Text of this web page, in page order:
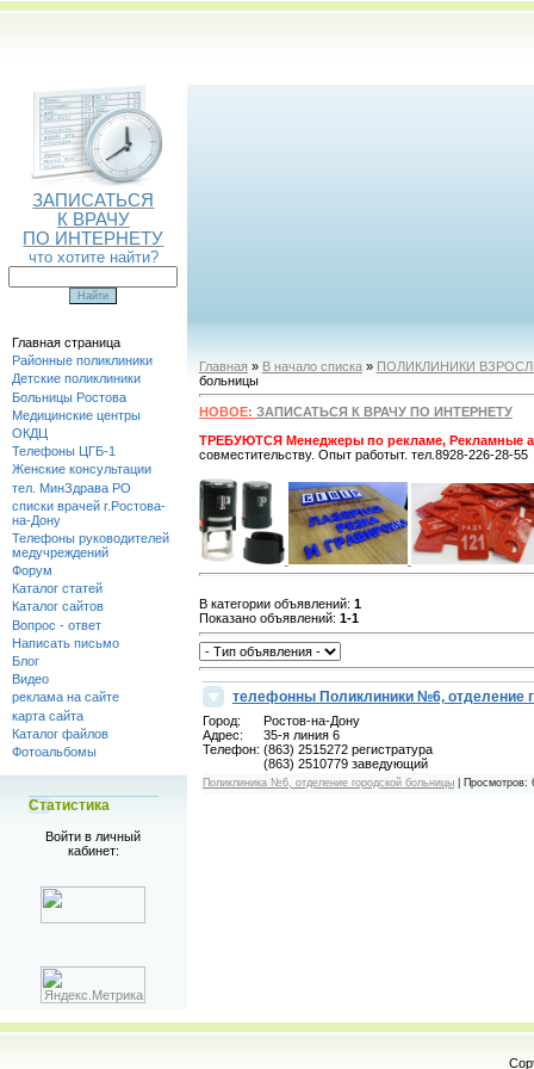
ЗАПИСАТЬСЯ
К ВРАЧУ
ПО ИНТЕРНЕТУ
что хотите найти?
Главная страница
Районные поликлиники
Детские поликлиники
Больницы Ростова
Медицинские центры
ОКДЦ
Телефоны ЦГБ-1
Женские консультации
тел. МинЗдрава РО
списки врачей г.Ростова-
на-Дону
Телефоны руководителей
медучреждений
Форум
Каталог статей
Каталог сайтов
Вопрос - ответ
Написать письмо
Блог
Видео
реклама на сайте
карта сайта
Каталог файлов
Фотоальбомы
Статистика
Войти в личный
кабинет:
Главная » В начало списка» ПОЛИКЛИНИКИ
больницы
НОВОЕ: ЗАПИСАТЬСЯ К ВРАЧУ ПО ИНТЕРНЕТУ
ТРЕБУЮТСЯ Менеджеры по рекламе, Рекламные
совместительству. Опыт работыт. тел.8928-226-28-55
В категории объявлений: 1
Показано объявлений: 1-1
телефонны Поликлиники №6, отделение
Город:
Ростов-на-Дону
Адрес:
35-я линия 6
Телефон: (863) 2515272 регистратура
(863) 2510779 заведующий
Поликлиника №6, отделение городской больницы| Просмотров: